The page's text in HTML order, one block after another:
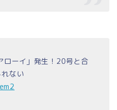
ローイ」発生！20号と合
ない